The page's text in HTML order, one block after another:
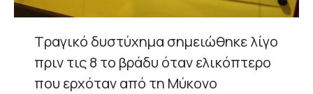
Τραγικό δυστύχημα σημειώθηκε λίγο
πριν τις 8 το βράδυ όταν ελικόπτερο
που ερχόταν από τη Μύκονο